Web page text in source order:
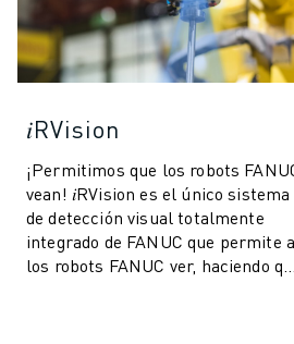
𝑖RVision
¡Permitimos que los robots
vean! 𝑖RVision es el único sistema
de detección visual totalmente
integrado de FANUC que permite a
los robots FANUC ver, haciendo que